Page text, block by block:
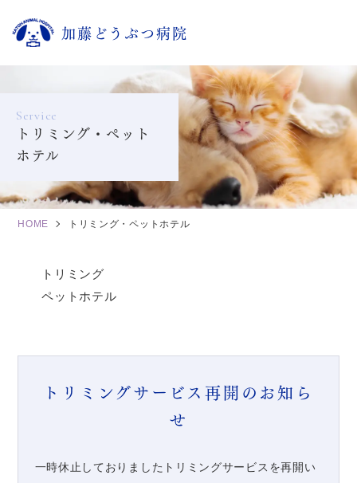
加藤どうぶつ病院
Service
トリミング・ペット
ホテル
HOME トリミング・ペットホテル
トリミング
ペットホテル
トリミングサービス再開のお知ら
せ
一時休止しておりましたトリミングサービスを再開い